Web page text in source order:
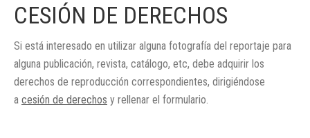
CESIÓN DE DERECHOS
Si está interesado en utilizar alguna fotografía del reportaje para
alguna publicación, revista, catálogo, etc, debe adquirir los
derechos de reproducción correspondientes, dirigiéndose
a cesión de derechos y rellenar el formulario.